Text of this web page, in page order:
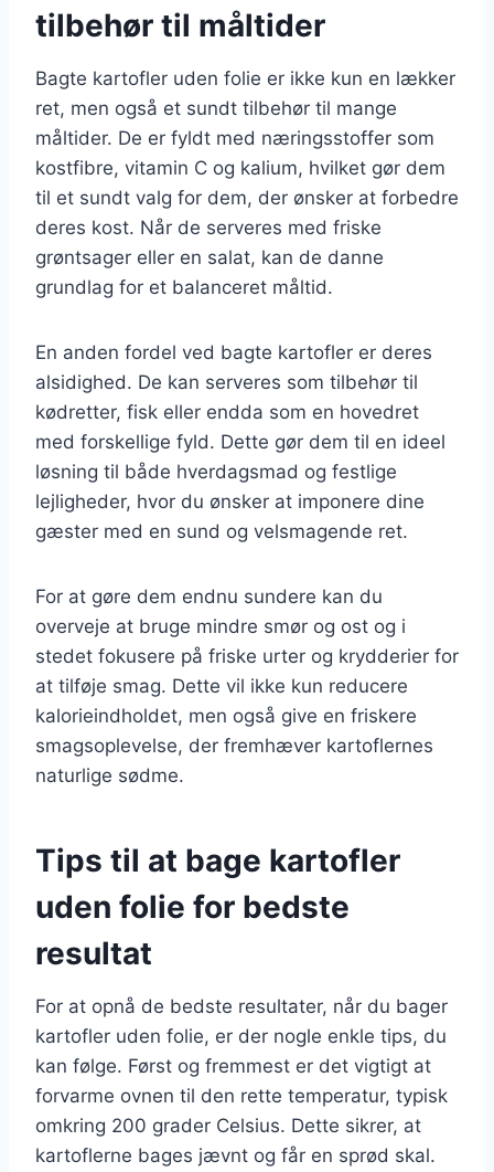
tilbehør til måltider
Bagte kartofler uden folie er ikke kun en lækker
ret, men også et sundt tilbehør til mange
måltider. De er fyldt med næringsstoffer som
kostfibre, vitamin C og kalium, hvilket gør dem
til et sundt valg for dem, der ønsker at forbedre
deres kost. Når de serveres med friske
grøntsager eller en salat, kan de danne
grundlag for et balanceret måltid.
En anden fordel ved bagte kartofler er deres
alsidighed. De kan serveres som tilbehør til
kødretter, fisk eller endda som en hovedret
med forskellige fyld. Dette gør dem til en ideel
løsning til både hverdagsmad og festlige
lejligheder, hvor du ønsker at imponere dine
gæster med en sund og velsmagende ret.
For at gøre dem endnu sundere kan du
overveje at bruge mindre smør og ost og i
stedet fokusere på friske urter og krydderier for
at tilføje smag. Dette vil ikke kun reducere
kalorieindholdet, men også give en friskere
smagsoplevelse, der fremhæver kartoflernes
naturlige sødme.
Tips til at bage kartofler
uden folie for bedste
resultat
For at opnå de bedste resultater, når du bager
kartofler uden folie, er der nogle enkle tips, du
kan følge. Først og fremmest er det vigtigt at
forvarme ovnen til den rette temperatur, typisk
omkring 200 grader Celsius. Dette sikrer, at
kartoflerne bages jævnt og får en sprød skal.